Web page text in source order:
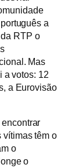
a
RTP o
Mas
a votos: 12
a Eurovisão
vítimas têm o
o
o